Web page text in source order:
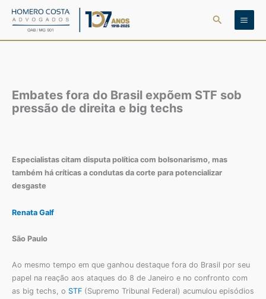
para
Pesquisar
Embates fora do Brasil expõem STF sob
pressão de direita e big techs
Especialistas citam disputa política com bolsonarismo, mas
também há críticas a condutas da corte para potencializar
desgaste
Renata Galf
São Paulo
Ao mesmo tempo em que ganhou destaque fora do Brasil por seu
papel na reação aos ataques do 8 de Janeiro e no confronto com
as big techs, o STF (Supremo Tribunal Federal) acumulou episódios